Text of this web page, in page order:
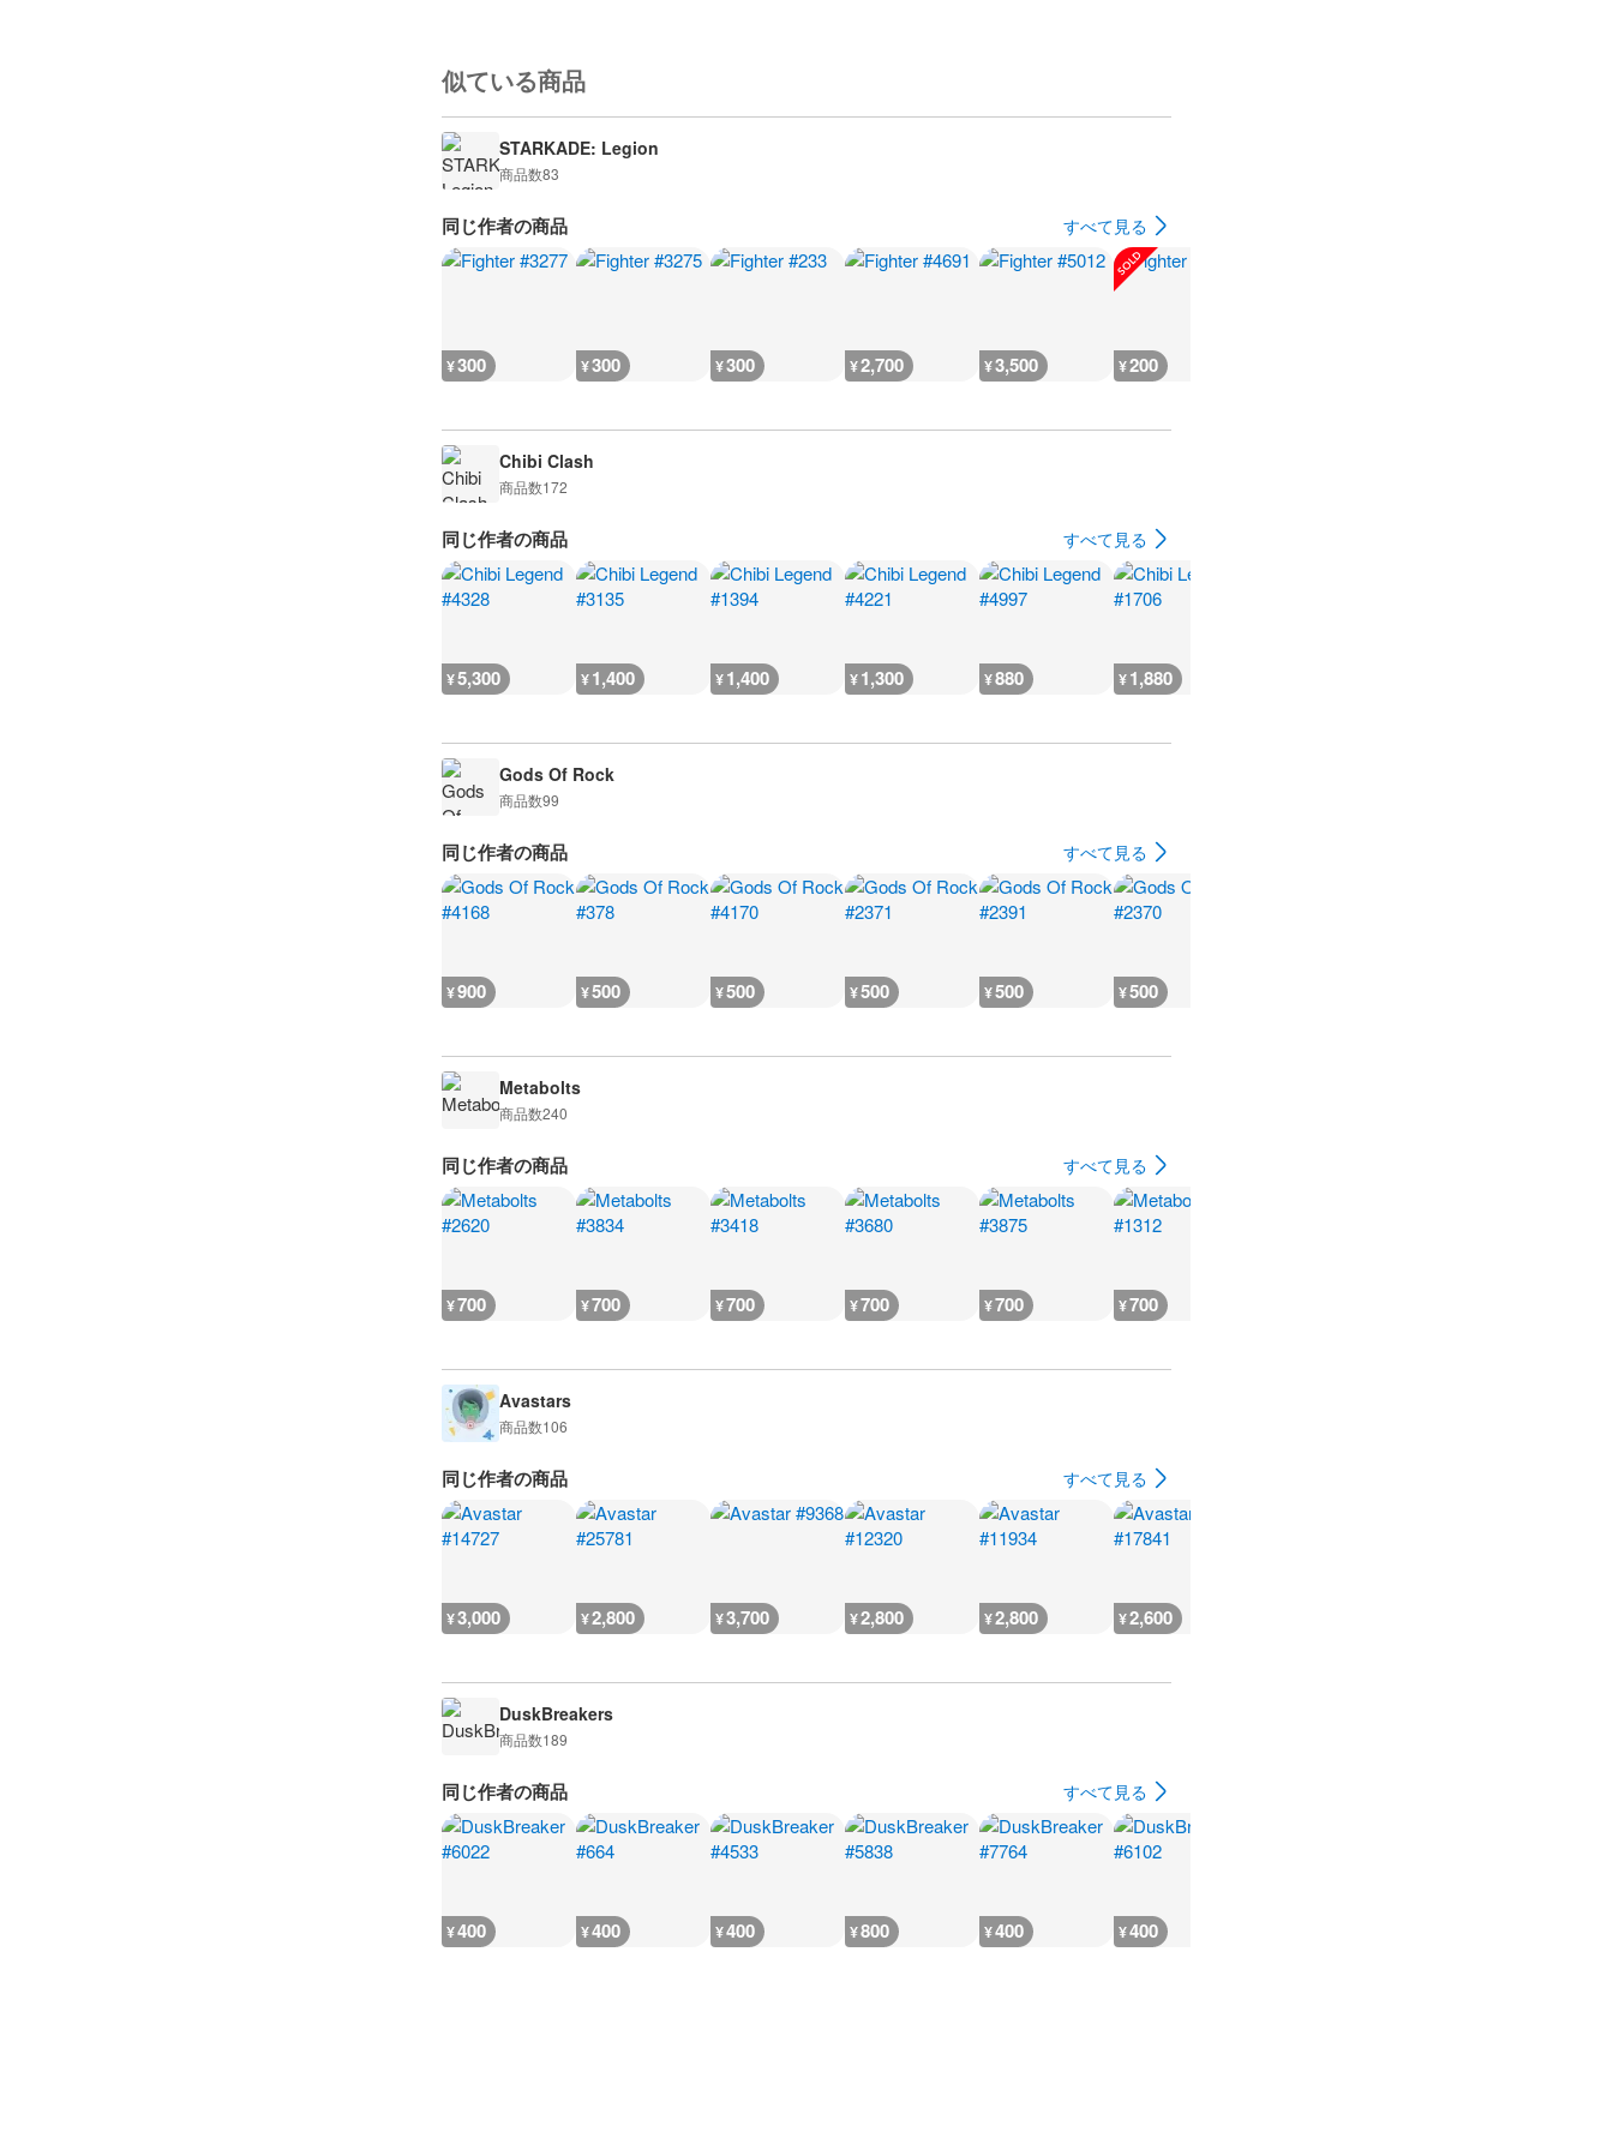
似ている商品
STARKADE: Legion
商品数83
同じ作者の商品 すべて見る
¥300 ¥300 ¥300 ¥2,700 ¥3,500 ¥200
Chibi Clash
商品数172
同じ作者の商品 すべて見る
¥5,300 ¥1,400 ¥1,400 ¥1,300 ¥880 ¥1,880
Gods Of Rock
商品数99
同じ作者の商品 すべて見る
¥900 ¥500 ¥500 ¥500 ¥500 ¥500
Metabolts
商品数240
同じ作者の商品 すべて見る
¥700 ¥700 ¥700 ¥700 ¥700 ¥700
Avastars
商品数106
同じ作者の商品 すべて見る
¥3,000 ¥2,800 ¥3,700 ¥2,800 ¥2,800 ¥2,600
DuskBreakers
商品数189
同じ作者の商品 すべて見る
¥400 ¥400 ¥400 ¥800 ¥400 ¥400